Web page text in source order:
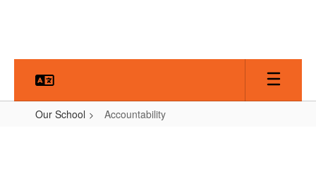
Our School Accountability